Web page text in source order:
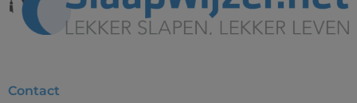
Contact